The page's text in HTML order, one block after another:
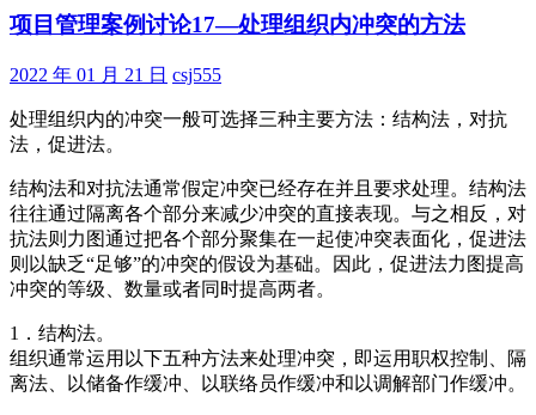
理
例
论
18
项目管理案例讨论17—处理组织内冲突的方法
2022 年 01 月 21 日 csj555
处理组织内的冲突一般可选择三种主要方法：结构法，对抗
法，促进法。
结构法和对抗法通常假定冲突已经存在并且要求处理。结构法
往往通过隔离各个部分来减少冲突的直接表现。与之相反，对
抗法则力图通过把各个部分聚集在一起使冲突表面化，促进法
则以缺乏“足够”的冲突的假设为基础。因此，促进法力图提高
冲突的等级、数量或者同时提高两者。
1．结构法。
组织通常运用以下五种方法来处理冲突，即运用职权控制、隔
离法、以储备作缓冲、以联络员作缓冲和以调解部门作缓冲。